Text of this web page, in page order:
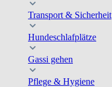
Transport & Sicherheit
Hundeschlafplätze
Gassi gehen
Pflege & Hygiene